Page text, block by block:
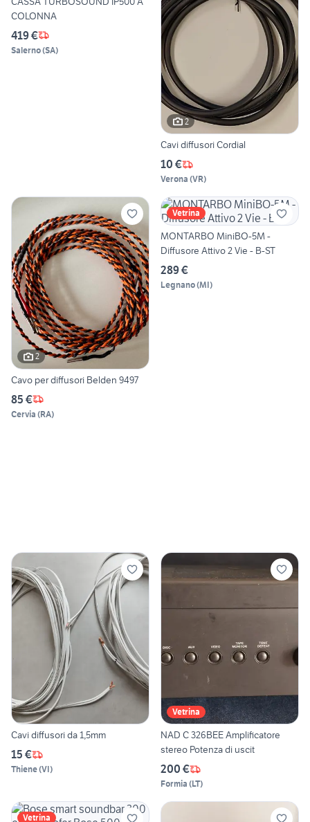
COLONNA
419 €
Salerno(SA)
2
Cavi diffusori Cordial
10 €
Verona (VR)
2
Cavo per diffusori Belden 9497
85 €
Cervia (RA)
Vetrina
MONTARBO MiniBO-5M -
Diffusore Attivo 2 Vie - B-ST
289 €
Legnano(MI)
Cavi diffusori da 1,5mm
15 €
Thiene(VI)
Vetrina
NAD C 326BEE Amplificatore
stereo Potenza di uscit
200 €
Formia (LT)
Vetrina